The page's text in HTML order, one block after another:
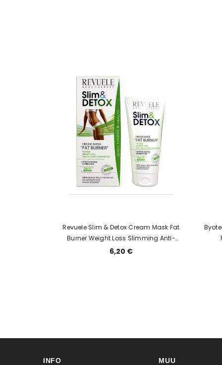
Revuele Slim & Detox Cream Mask Fat
Burner Weight Loss Slimming Anti-
6,20 €
INFO MUU